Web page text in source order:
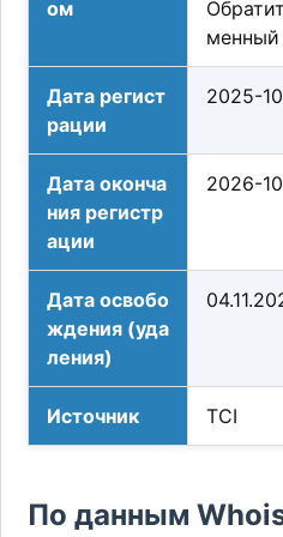
ом
менный
Дата регист
рации
2025-
Дата оконча
ния регистр
ации
2026-
Дата освобо
ждения (уда
ления)
Источник TCI
По данным